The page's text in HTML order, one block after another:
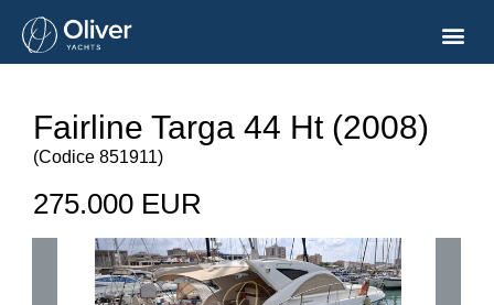
Fairline Targa 44 Ht (2008)
(Codice 851911)
275.000 EUR